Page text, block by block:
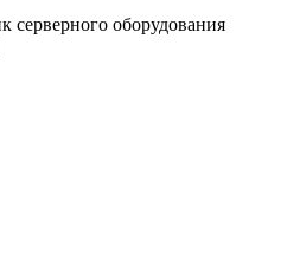
серверного оборудования